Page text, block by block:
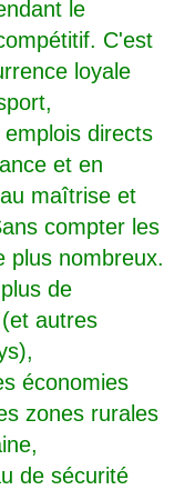
le
C'est
loyale
directs
et en
maîtrise et
compter les
plus nombreux.
de
autres
économies
zones rurales
de sécurité